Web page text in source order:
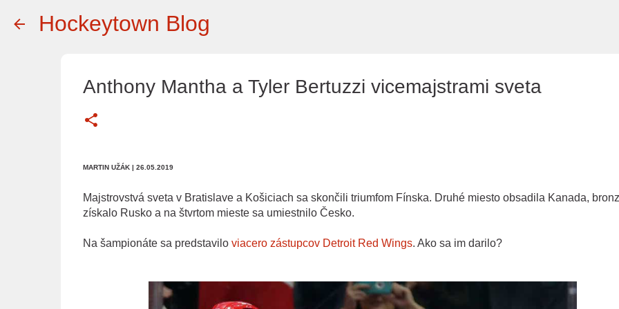
Hockeytown Blog
Anthony Mantha a Tyler Bertuzzi vicemajstrami sveta
MARTIN UŽÁK | 26.05.2019
Majstrovstvá sveta v Bratislave a Košiciach sa skončili triumfom Fínska. Druhé miesto obsadila Kanada, bronz
získalo Rusko a na štvrtom mieste sa umiestnilo Česko.
Na šampionáte sa predstavilo viacero zástupcov Detroit Red Wings. Ako sa im darilo?